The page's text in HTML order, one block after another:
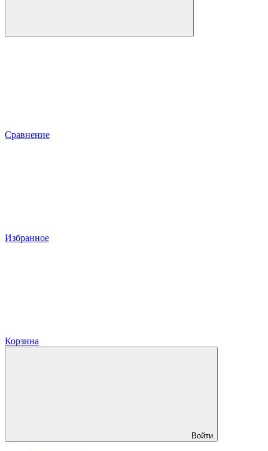
Сравнение
Избранное
Корзина
Войти